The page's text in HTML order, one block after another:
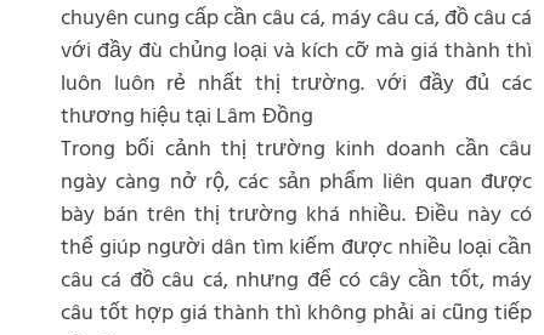
chuyên cung cấp cần câu cá, máy câu cá, đồ câu cá
với đầy đù chủng loại và kích cỡ mà giá thành thì
luôn luôn rẻ nhất thị trường. với đầy đủ các
thương hiệu tại Lâm Đồng
Trong bối cảnh thị trường kinh doanh cần câu
ngày càng nở rộ, các sản phẩm liên quan được
bày bán trên thị trường khá nhiều. Điều này có
thể giúp người dân tìm kiếm được nhiều loại cần
câu cá đồ câu cá, nhưng để có cây cần tốt, máy
câu tốt hợp giá thành thì không phải ai cũng tiếp